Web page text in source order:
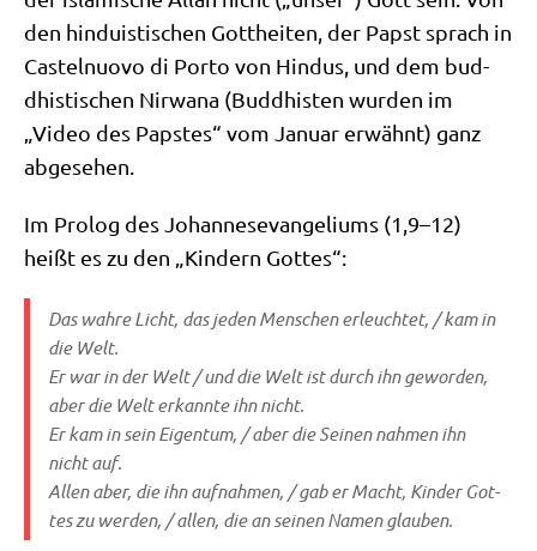
den hin­du­isti­schen Gott­hei­ten, der Papst sprach in
Castel­nuo­vo di Por­to von Hin­dus, und dem bud­
dhi­sti­schen Nir­wa­na (Bud­dhi­sten wur­den im
„Video des Pap­stes“ vom Janu­ar erwähnt) ganz
abgesehen.
Im Pro­log des Johan­nes­evan­ge­li­ums (1,9–12)
heißt es zu den „Kin­dern Gottes“:
Das wah­re Licht, das jeden Men­schen erleuch­tet, /​ kam in
die Welt.
Er war in der Welt /​ und die Welt ist durch ihn gewor­den,
aber die Welt erkann­te ihn nicht.
Er kam in sein Eigen­tum, /​ aber die Sei­nen nah­men ihn
nicht auf.
Allen aber, die ihn auf­nah­men, /​ gab er Macht, Kin­der Got­
tes zu wer­den, /​ allen, die an sei­nen Namen glauben.